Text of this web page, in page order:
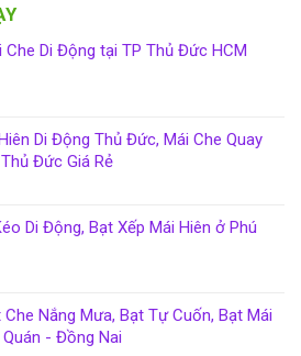
Che Di Động tại TP Thủ Đức HCM
Di Động Thủ Đức, Mái Che Quay
Đức Giá Rẻ
Di Động, Bạt Xếp Mái Hiên ở Phú
Nắng Mưa, Bạt Tự Cuốn, Bạt Mái
- Đồng Nai